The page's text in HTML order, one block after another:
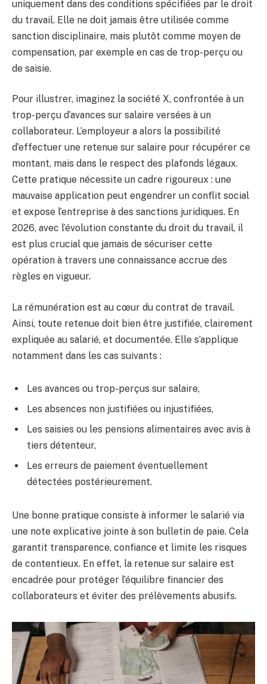
uniquement dans des conditions spécifiées par le droit
du travail. Elle ne doit jamais être utilisée comme
sanction disciplinaire, mais plutôt comme moyen de
compensation, par exemple en cas de trop-perçu ou
de saisie.
Pour illustrer, imaginez la société X, confrontée à un
trop-perçu d’avances sur salaire versées à un
collaborateur. L’employeur a alors la possibilité
d’effectuer une retenue sur salaire pour récupérer ce
montant, mais dans le respect des plafonds légaux.
Cette pratique nécessite un cadre rigoureux : une
mauvaise application peut engendrer un conflit social
et expose l’entreprise à des sanctions juridiques. En
2026, avec l’évolution constante du droit du travail, il
est plus crucial que jamais de sécuriser cette
opération à travers une connaissance accrue des
règles en vigueur.
La rémunération est au cœur du contrat de travail.
Ainsi, toute retenue doit bien être justifiée, clairement
expliquée au salarié, et documentée. Elle s’applique
notamment dans les cas suivants :
Les avances ou trop-perçus sur salaire,
Les absences non justifiées ou injustifiées,
Les saisies ou les pensions alimentaires avec avis à
tiers détenteur,
Les erreurs de paiement éventuellement
détectées postérieurement.
Une bonne pratique consiste à informer le salarié via
une note explicative jointe à son bulletin de paie. Cela
garantit transparence, confiance et limite les risques
de contentieux. En effet, la retenue sur salaire est
encadrée pour protéger l’équilibre financier des
collaborateurs et éviter des prélèvements abusifs.